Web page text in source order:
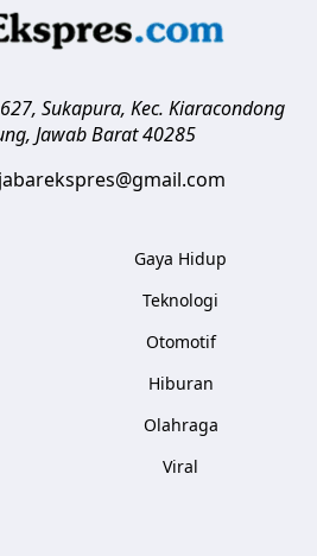
Sukapura, Kec. Kiaracondong
, Jawab Barat 40285
Gaya Hidup
Teknologi
Otomotif
Hiburan
Olahraga
Viral